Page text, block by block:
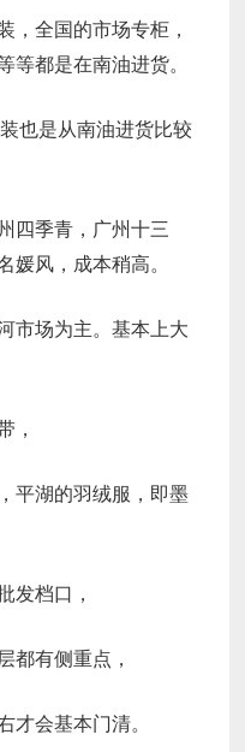
，全国的市场专柜，
等都是在南油进货。
也是从南油进货比较
四季青，广州十三
媛风，成本稍高。
市场为主。基本上大
，
平湖的羽绒服，即墨
发档口，
都有侧重点，
才会基本门清。